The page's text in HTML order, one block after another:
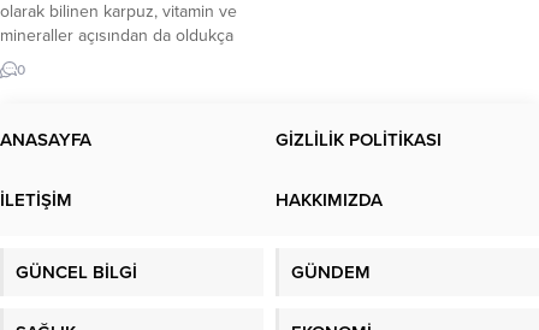
olarak bilinen karpuz, vitamin ve
mineraller açısından da oldukça
faydalı bir meyvedir. Ancak çok
fazla şeker içerdiğinden iki
Karpuzdaki besinler nelerdir? Yaz
meyve sofralarda olur. Bunlardan
0
ANASAYFA GİZLİLİK POLİTİKASI
İLETİŞİM HAKKIMIZDA
GÜNCEL BİLGİ GÜNDEM